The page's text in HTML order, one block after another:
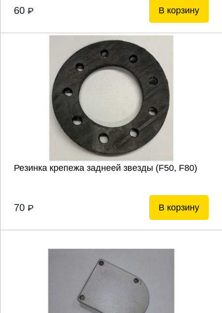
60 P В корзину
Резинка крепежа заднеей звезды (F50, F80)
70 P В корзину